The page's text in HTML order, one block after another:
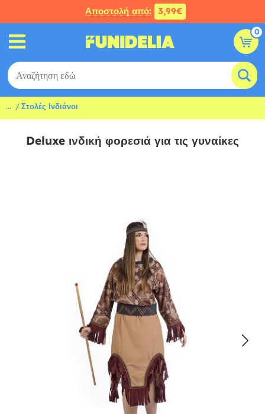
Αποστολή από: 3,99€
0
... Στολές Ινδιάνοι
Deluxe ινδική φορεσιά για τις γυναίκες